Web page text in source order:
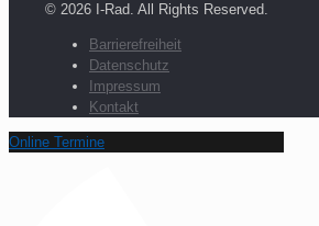
© 2026 I-Rad. All Rights Reserved.
Barrierefreiheit
Datenschutz
Impressum
Kontakt
Online Termine